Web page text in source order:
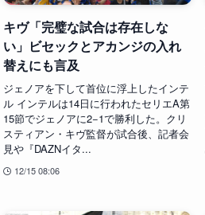
キヴ「完璧な試合は存在しな
い」ビセックとアカンジの入れ
替えにも言及
ジェノアを下して首位に浮上したインテ
ル インテルは14日に行われたセリエA第
15節でジェノアに2−1で勝利した。クリ
スティアン・キヴ監督が試合後、記者会
見や『DAZNイタ...
12/15 08:06